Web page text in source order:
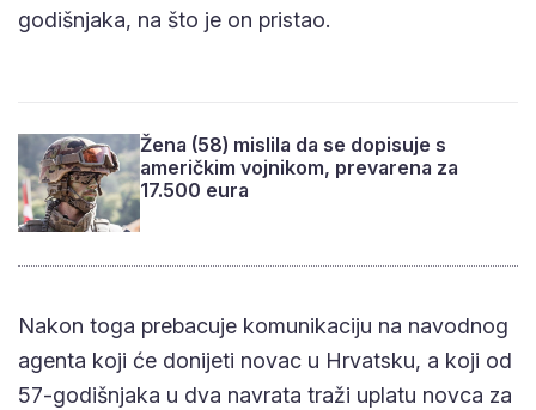
godišnjaka, na što je on pristao.
Žena (58) mislila da se dopisuje s
američkim vojnikom, prevarena za
17.500 eura
Nakon toga prebacuje komunikaciju na navodnog
agenta koji će donijeti novac u Hrvatsku, a koji od
57-godišnjaka u dva navrata traži uplatu novca za